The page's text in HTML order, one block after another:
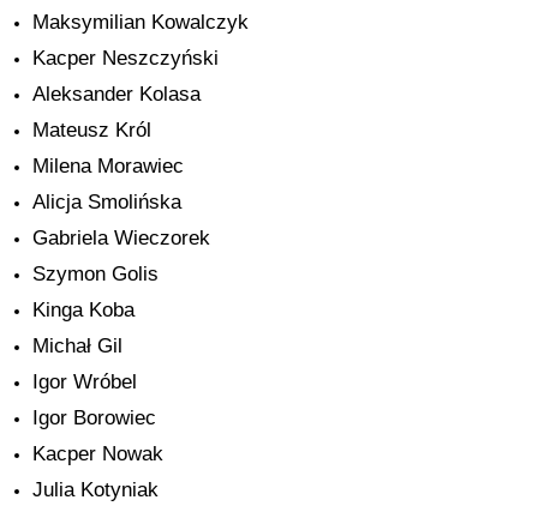
Maksymilian Kowalczyk
Kacper Neszczyński
Aleksander Kolasa
Mateusz Król
Milena Morawiec
Alicja Smolińska
Gabriela Wieczorek
Szymon Golis
Kinga Koba
Michał Gil
Igor Wróbel
Igor Borowiec
Kacper Nowak
Julia Kotyniak